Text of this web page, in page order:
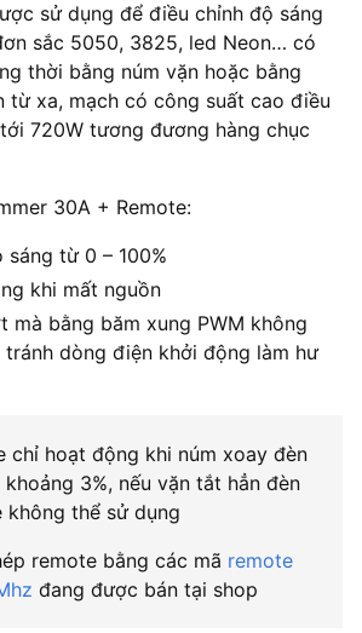
sử dụng để điều chỉnh độ sáng
sắc 5050, 3825, led Neon… có
thời bằng núm vặn hoặc bằng
từ xa, mạch có công suất cao điều
720W tương đương hàng chục
30A + Remote:
từ 0 – 100%
khi mất nguồn
mà bằng băm xung PWM không
tránh dòng điện khởi động làm hư
chỉ hoạt động khi núm xoay đèn
3%, nếu vặn tắt hẳn đèn
không thể sử dụng
remote bằng các mã remote
đang được bán tại shop